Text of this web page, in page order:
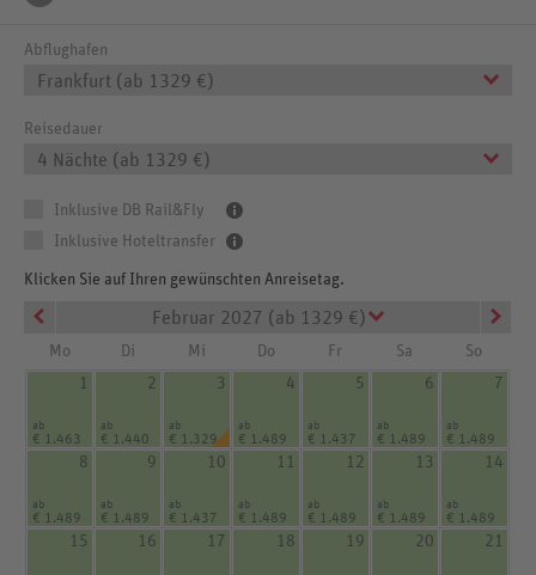
Abflughafen
Frankfurt (ab 1329 €)
Reisedauer
4 Nächte (ab 1329 €)
Inklusive DB Rail&Fly
Inklusive Hoteltransfer
Klicken Sie auf Ihren gewünschten Anreisetag.
Februar 2027 (ab 1329 €)
Mo Di Mi Do Fr Sa
So
1
ab
€ 1.463
2
ab
€ 1.440
3
ab
€ 1.329
4
ab
€ 1.489
5
ab
€ 1.437
6
ab
€ 1.489
7
ab
€ 1.489
8
ab
€ 1.489
9
ab
€ 1.489
10
ab
€ 1.437
11
ab
€ 1.489
12
ab
€ 1.489
13
ab
€ 1.489
14
ab
€ 1.489
15 16 17 18 19 20 21